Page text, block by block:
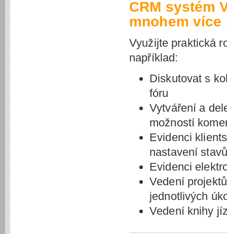
CRM systém
mnohem více
Využijte praktická
například:
Diskutovat s
fóru
Vytváření a
možností
Evidenci
nastavení
Evidenci
Vedení
jednotlivých
Vedení knihy